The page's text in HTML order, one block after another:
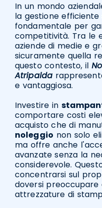
In un mondo
la gestione
fondamentale per
competitività. Tra le
aziende di medie e
sicuramente quella
questo contesto, il
Atripalda
e vantaggiosa.
Investire in
comportare costi
acquisto che di
noleggio non solo
ma offre anche
avanzate senza la
considerevole.
concentrarsi sul
doversi preoccupare
attrezzature di